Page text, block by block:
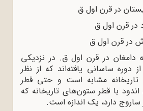
در قرن اول ق
قرن اول ق
در قرن اول ق
دامغان در قرن اول ق. در نزدیکی
دوره ساسانی یافته‌اند که از نظر
تاریخانه مشابه است و حتی قطر
با قطر ستون‌های تاریخانه که
ساروج دارد، یک اندازه است.